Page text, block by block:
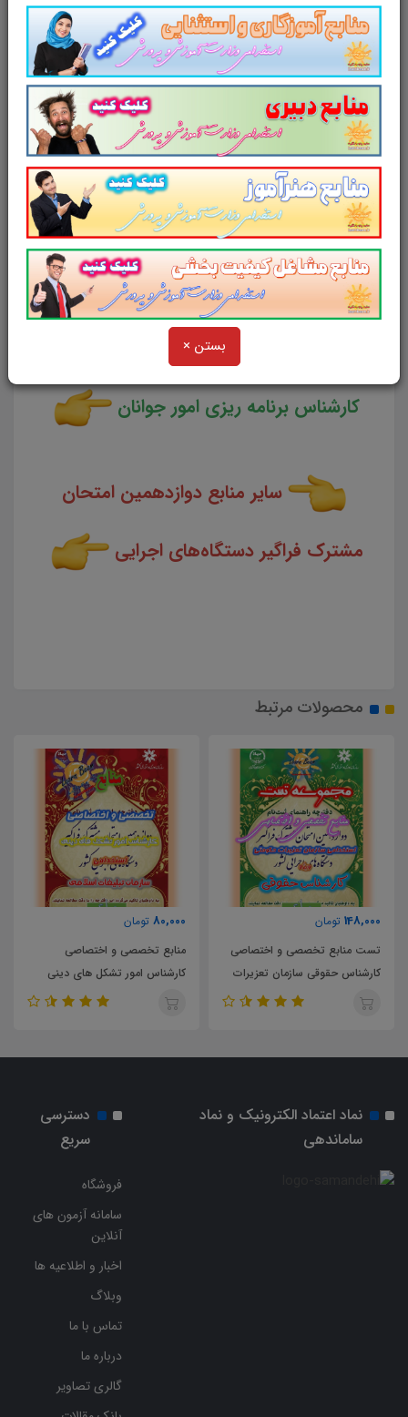
بستن ×
مجموعه منابع آمادگی برای آزمونهای استخدامی
سال ۱۴۰۳ را برای داوطلبین این آزمون به شرح
ذیل اعلام می دارد.
لینک دانلود
منابع تخصصی و اختصاصی
کارشناس برنامه ریزی امور ورزش
منابع تخصصی و اختصاصی
کارشناس برنامه ریزی امور جوانان
سایر منابع دوازدهمین امتحان
مشترک فراگیر دستگاه‌های اجرایی
محصولات مرتبط
تخصصی و اختصاصی
سازمان تعزیرات
منابع تخصصی و اختصاصی
کارشناس امور تشکل های دینی
سازمان تبلیغات اسلامی
کارشناس
سازمان
نماد اعتماد الکترونیک و نماد
ساماندهی
دسترسی
سریع
فروشگاه
سامانه آزمون های
آنلاین
اخبار و اطلاعیه ها
وبلاگ
تماس با ما
درباره ما
گالری تصاویر